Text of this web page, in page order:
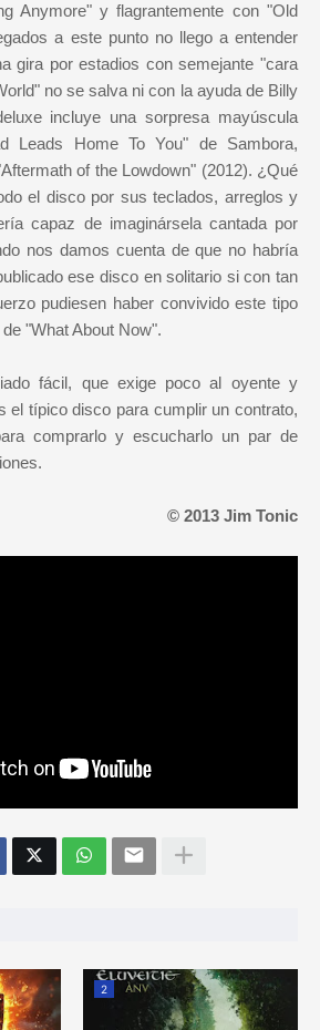
Anymore" y flagrantemente con "Old
a este punto no llego a entender
gira por estadios con semejante "cara
no se salva ni con la ayuda de Billy
incluye una sorpresa mayúscula
Leads Home To You" de Sambora,
of the Lowdown" (2012). ¿Qué
el disco por sus teclados, arreglos y
capaz de imaginársela cantada por
nos damos cuenta de que no habría
ese disco en solitario si con tan
pudiesen haber convivido este tipo
"What About Now".
fácil, que exige poco al oyente y
el típico disco para cumplir un contrato,
comprarlo y escucharlo un par de
© 2013 Jim Tonic
2